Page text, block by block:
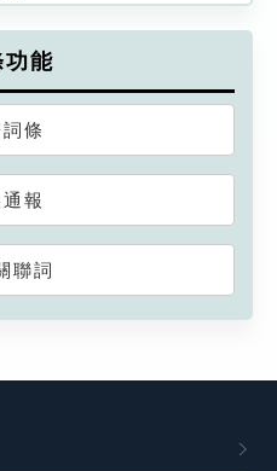
功能
條
報
聯詞